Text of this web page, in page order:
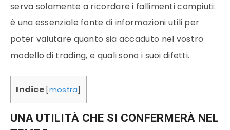
serva solamente a ricordare i fallimenti compiuti:
è una essenziale fonte di informazioni utili per
poter valutare quanto sia accaduto nel vostro
modello di trading, e quali sono i suoi difetti.
Indice [mostra
UNA UTILITÀ CHE SI CONFERMERÀ NEL